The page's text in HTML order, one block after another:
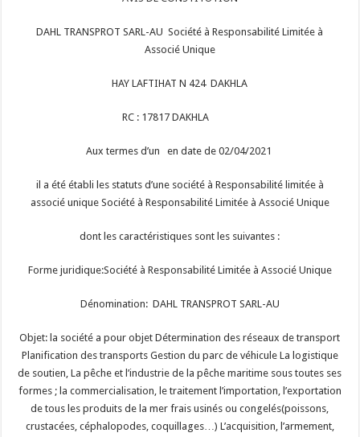
DAHL TRANSPROT SARL-AU Société à Responsabilité Limitée à
Associé Unique
HAY LAFTIHAT N 424 DAKHLA
RC : 17817 DAKHLA
Aux termes d’un en date de 02/04/2021
il a été établi les statuts d’une société à Responsabilité limitée à
associé unique Société à Responsabilité Limitée à Associé Unique
dont les caractéristiques sont les suivantes :
Forme juridique:Société à Responsabilité Limitée à Associé Unique
Dénomination: DAHL TRANSPROT SARL-AU
Objet: la société a pour objet Détermination des réseaux de transport
Planification des transports Gestion du parc de véhicule La logistique
de soutien, La pêche et l’industrie de la pêche maritime sous toutes ses
formes ; la commercialisation, le traitement l’importation, l’exportation
de tous les produits de la mer frais usinés ou congelés(poissons,
crustacées, céphalopodes, coquillages…) L’acquisition, l’armement,